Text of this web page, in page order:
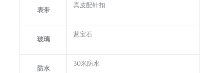
表带
真皮配针扣
玻璃
蓝宝石
防水
30米防水